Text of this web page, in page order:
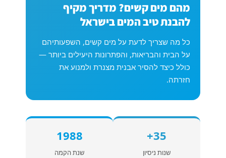
מהם מים קשים? מדריך מקיף
להבנת טיב המים בישראל
כל מה שצריך לדעת על מים קשים, השפעותיהם
על הבית והבריאות, והפתרונות היעילים ביותר —
כולל כיצד להסיר אבנית מצנרת ולמנוע את
חזרתה.
35+
שנות ניסיון
1988
שנת הקמה